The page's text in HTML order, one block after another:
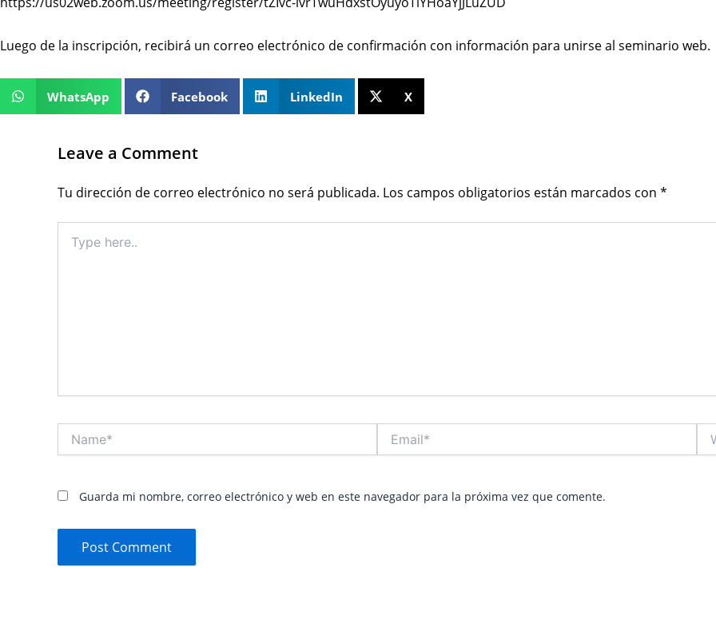
Luego de la inscripción, recibirá un correo electrónico de confirmación con información para unirse al seminario web.
WhatsApp Facebook LinkedIn X
Leave a Comment
Tu dirección de correo electrónico no será publicada. Los campos obligatorios están marcados con *
here..
Guarda mi nombre, correo electrónico y web en este navegador para la próxima vez que comente.